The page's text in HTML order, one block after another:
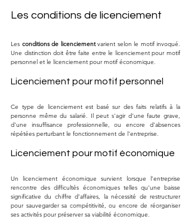
Les conditions de licenciement
Les conditions de licenciement varient selon le motif invoqué.
Une distinction doit être faite entre le licenciement pour motif
personnel et le licenciement pour motif économique.
Licenciement pour motif personnel
Ce type de licenciement est basé sur des faits relatifs à la
personne même du salarié. Il peut s'agir d'une faute grave,
d'une insuffisance professionnelle, ou encore d'absences
répétées perturbant le fonctionnement de l'entreprise.
Licenciement pour motif économique
Un licenciement économique survient lorsque l’entreprise
rencontre des difficultés économiques telles qu’une baisse
significative du chiffre d’affaires, la nécessité de restructurer
pour sauvegarder sa compétitivité, ou encore de réorganiser
ses activités pour préserver sa viabilité économique.